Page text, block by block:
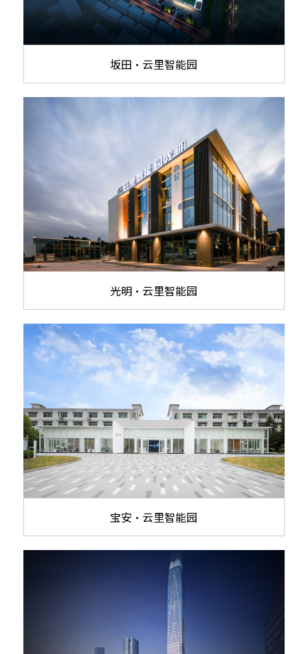
坂田·云里智能园
光明·云里智能园
宝安·云里智能园